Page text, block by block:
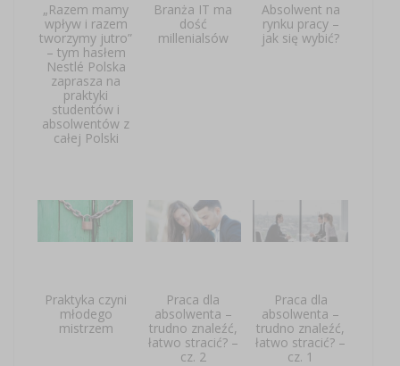
„Razem mamy
wpływ i razem
tworzymy jutro”
– tym hasłem
Nestlé Polska
zaprasza na
praktyki
studentów i
absolwentów z
całej Polski
Branża IT ma
dość
millenialsów
Absolwent na
rynku pracy –
jak się wybić?
Praktyka czyni
młodego
mistrzem
Praca dla
absolwenta –
trudno znaleźć,
łatwo stracić? –
cz. 2
Praca dla
absolwenta –
trudno znaleźć,
łatwo stracić? –
cz. 1